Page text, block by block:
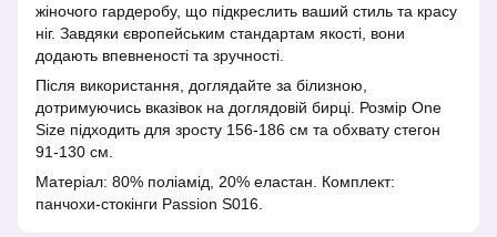
жіночого гардеробу, що підкреслить ваший стиль та красу
ніг. Завдяки європейським стандартам якості, вони
додають впевненості та зручності.
Після використання, доглядайте за білизною,
дотримуючись вказівок на доглядовій бирці. Розмір One
Size підходить для зросту 156-186 см та обхвату стегон
91-130 см.
Матеріал: 80% поліамід, 20% еластан. Комплект:
панчохи-стокінги Passion S016.